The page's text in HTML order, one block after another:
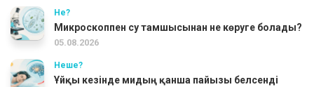
Не?
Микроскоппен су тамшысынан не көруге болады?
05.08.2026
Неше?
Ұйқы кезінде мидың қанша пайызы белсенді